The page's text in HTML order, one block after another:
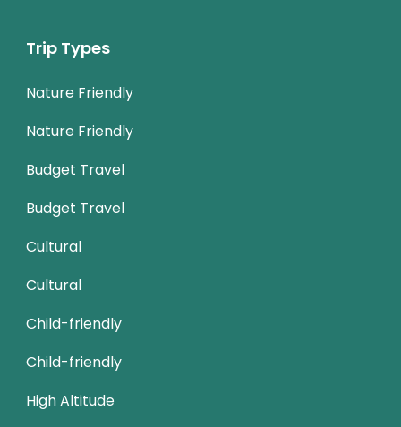
Trip Types
Nature Friendly
Nature Friendly
Budget Travel
Budget Travel
Cultural
Cultural
Child-friendly
Child-friendly
High Altitude